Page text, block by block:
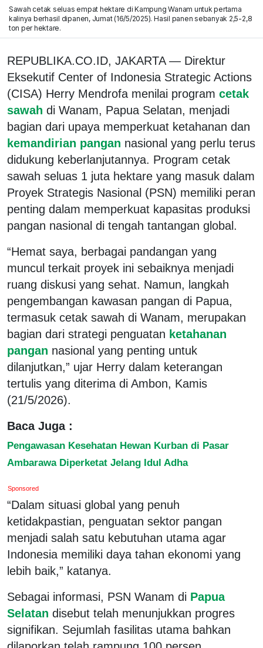
Sawah cetak seluas empat hektare di Kampung Wanam untuk pertama
kalinya berhasil dipanen, Jumat (16/5/2025). Hasil panen sebanyak 2,5-2,8
ton per hektare.
REPUBLIKA.CO.ID, JAKARTA — Direktur
Eksekutif Center of Indonesia Strategic Actions
(CISA) Herry Mendrofa menilai program cetak
sawah di Wanam, Papua Selatan, menjadi
bagian dari upaya memperkuat ketahanan dan
kemandirian pangan nasional yang perlu terus
didukung keberlanjutannya. Program cetak
sawah seluas 1 juta hektare yang masuk dalam
Proyek Strategis Nasional (PSN) memiliki peran
penting dalam memperkuat kapasitas produksi
pangan nasional di tengah tantangan global.
“Hemat saya, berbagai pandangan yang
muncul terkait proyek ini sebaiknya menjadi
ruang diskusi yang sehat. Namun, langkah
pengembangan kawasan pangan di Papua,
termasuk cetak sawah di Wanam, merupakan
bagian dari strategi penguatan ketahanan
pangan nasional yang penting untuk
dilanjutkan,” ujar Herry dalam keterangan
tertulis yang diterima di Ambon, Kamis
(21/5/2026).
Baca Juga :
Pengawasan Kesehatan Hewan Kurban di Pasar
Ambarawa Diperketat Jelang Idul Adha
Sponsored
“Dalam situasi global yang penuh
ketidakpastian, penguatan sektor pangan
menjadi salah satu kebutuhan utama agar
Indonesia memiliki daya tahan ekonomi yang
lebih baik,” katanya.
Sebagai informasi, PSN Wanam di Papua
Selatan disebut telah menunjukkan progres
signifikan. Sejumlah fasilitas utama bahkan